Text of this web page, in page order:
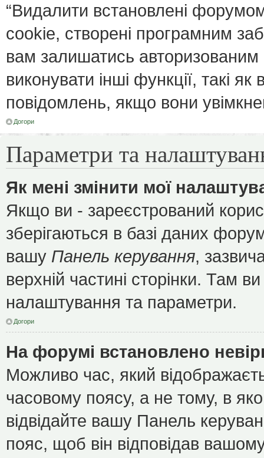
“Видалити встановлені
cookie, створені програмним
вам залишатись
виконувати інші функції, такі
повідомлень, якщо вони
Догори
Параметри та
Як мені змінити мої
Якщо ви - зареєстрований
зберігаються в базі даних
вашу Панель керування,
верхній частині сторінки. Там
налаштування та параметри.
Догори
На форумі встановлено
Можливо час, який
часовому поясу, а не тому, в
відвідайте вашу Панель
пояс, щоб він відповідав